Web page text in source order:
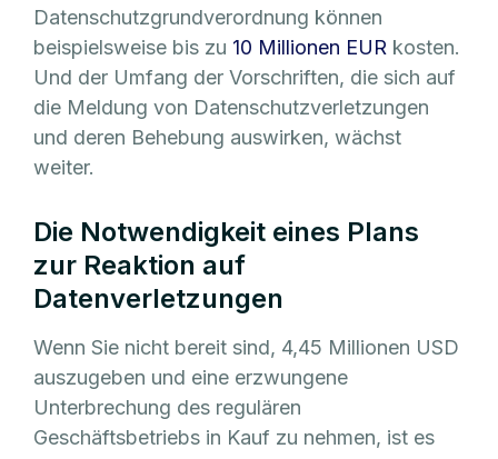
Datenschutzgrundverordnung können
beispielsweise bis zu 10 Millionen EUR kosten.
Und der Umfang der Vorschriften, die sich auf
die Meldung von Datenschutzverletzungen
und deren Behebung auswirken, wächst
weiter.
Die Notwendigkeit eines Plans
zur Reaktion auf
Datenverletzungen
Wenn Sie nicht bereit sind, 4,45 Millionen USD
auszugeben und eine erzwungene
Unterbrechung des regulären
Geschäftsbetriebs in Kauf zu nehmen, ist es